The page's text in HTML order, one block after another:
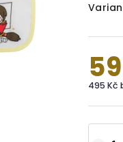
495 Kč